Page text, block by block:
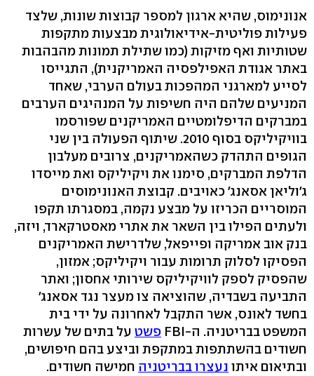
אנונימוס, שהיא ארגון למספר קבוצות שונות, שלצד
פעילות פוליטית-אידיאולוגית מבצעות מתקפות
שטותיות ואף מזיקות (כמו שתילת תמונות מהבהבות
באתר אגודת האפילפסיה האמריקנית), התגייסו
לסייע למארגני המהפכות בעולם הערבי, שאחד
המניעים שלהם היה חשיפות על המנהיגים הערבים
במברקים הדיפלומטיים האמריקנים שפורסמו
בוויקיליקס בסוף 2010. שיתוף הפעולה בין שני
הגופים התהדק כשהאמריקנים, צרובים מעלבון
הדלפת המברקים, סימנו את ויקיליקס ואת מייסדו
ג'וליאן אסאנג' כאויבים. קבוצת האנונימוסים
המוסריים הכריזו על מבצע נקמה, במסגרתו תקפו
ולעתים הפילו בין השאר את אתרי מאסטרקארד, ויזה,
בנק אוב אמריקה ופייפאל, שלדרישת האמריקנים
הפסיקו לסלוק תרומות עבור ויקיליקס; אמזון,
שהפסיק לספק לוויקיליקס שירותי אחסון; ואתר
התביעה בשבדיה, שהוציאה צו מעצר נגד אסאנג'
בחשד לאונס, אשר התקבל לאחרונה על ידי בית
המשפט בבריטניה. ה-FBI
פשט על בתים של עשרות
חשודים בהשתתפות במתקפת וביצע בהם חיפושים,
ובתיאום איתו נעצרו בבריטניה חמישה חשודים.